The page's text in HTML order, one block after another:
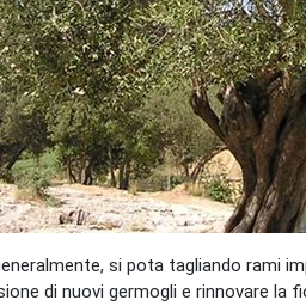
si pota tagliando rami
di nuovi germogli e rinnovare